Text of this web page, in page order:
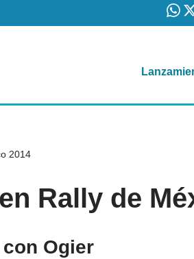
2014
Rally de
Ogier